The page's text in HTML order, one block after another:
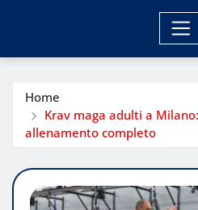
Home
Krav maga adulti a
allenamento completo